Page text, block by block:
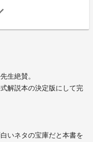
生絶賛。
解説本の決定版にして完
いネタの宝庫だと本書を